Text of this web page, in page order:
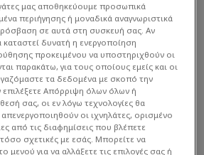
μας αποθηκεύουμε προσωπικά
περιήγησης ή μοναδικά αναγνωριστικά
σε αυτά στη συσκευή σας. Αν
δυνατή η ενεργοποίηση
προκειμένου να υποστηριχθούν οι
παρακάτω, για τους οποίους εμείς και οι
τα δεδομένα με σκοπό την
Απόρριψη όλων όλων ή
σας, οι εν λόγω τεχνολογίες θα
οι ιχνηλάτες, ορισμένο
από τις διαφημίσεις που βλέπετε
τόσο σχετικές με εσάς. Μπορείτε να
μενού για να αλλάξετε τις επιλογές σας ή